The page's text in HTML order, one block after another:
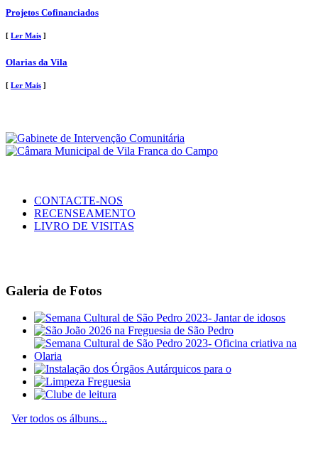
Projetos Cofinanciados
[ Ler Mais ]
Olarias da Vila
[ Ler Mais ]
CONTACTE-NOS
RECENSEAMENTO
LIVRO DE VISITAS
Galeria de Fotos
Ver todos os álbuns...